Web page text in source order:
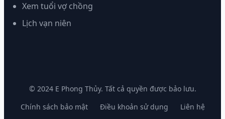
Xem tuổi vợ chồng
Lịch vạn niên
© 2024 E Phong Thủy. Tất cả quyền được bảo lưu.
Chính sách bảo mật
Điều khoản sử dụng Liên hệ